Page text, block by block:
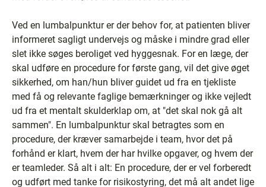
Ved en lumbalpunktur er der behov for, at patienten bliver
informeret sagligt undervejs og måske i mindre grad eller
slet ikke søges beroliget ved hyggesnak. For en læge, der
skal udføre en procedure for første gang, vil det give øget
sikkerhed, om han/hun bliver guidet ud fra en tjekliste
med få og relevante faglige bemærkninger og ikke vejledt
ud fra et mentalt skulderklap om, at "det skal nok gå alt
sammen". En lumbalpunktur skal betragtes som en
procedure, der kræver samarbejde i team, hvor det på
forhånd er klart, hvem der har hvilke opgaver, og hvem der
er teamleder. Så alt i alt: En procedure, der er vel forberedt
og udført med tanke for risikostyring, det må alt andet lige